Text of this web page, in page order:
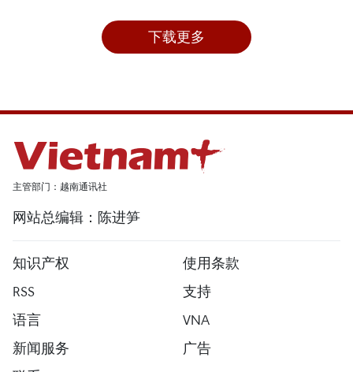
下载更多
主管部门：越南通讯社
网站总编辑：陈进笋
知识产权
使用条款
RSS
支持
语言
VNA
新闻服务
广告